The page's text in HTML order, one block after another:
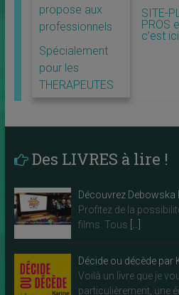
propose aux
professionnels
Spécialement
pour les
THERAPEUTES
SITE-
PROS
c’est
Des LIVRES à lire !
Découvrez
Profitez de la
films. Tous
Décide ou décède par
Voilà un livre que je
particulièrement, une